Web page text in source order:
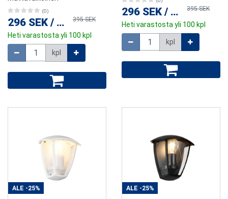
(0)
296 SEK / kpl 395 SEK
Heti varastosta yli 100 kpl
kpl
296 SEK / kpl 395 SEK
Heti varastosta yli 100 kpl
kpl
ALE -25% ALE -25%